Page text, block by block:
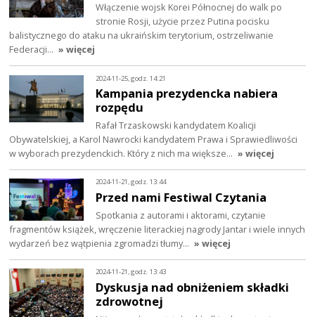
Włączenie wojsk Korei Północnej do walk po
stronie Rosji, użycie przez Putina pocisku
balistycznego do ataku na ukraińskim terytorium, ostrzeliwanie
Federacji… » więcej
2024-11-25, godz. 14:21
Kampania prezydencka nabiera
rozpędu
Rafał Trzaskowski kandydatem Koalicji
Obywatelskiej, a Karol Nawrocki kandydatem Prawa i Sprawiedliwości
w wyborach prezydenckich. Który z nich ma większe… » więcej
2024-11-21, godz. 13:44
Przed nami Festiwal Czytania
Spotkania z autorami i aktorami, czytanie
fragmentów książek, wręczenie literackiej nagrody Jantar i wiele innych
wydarzeń bez wątpienia zgromadzi tłumy… » więcej
2024-11-21, godz. 13:43
Dyskusja nad obniżeniem składki
zdrowotnej